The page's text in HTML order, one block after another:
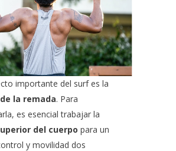
importante del surf es la
la remada. Para
es esencial trabajar la
del cuerpo para un
y movilidad dos